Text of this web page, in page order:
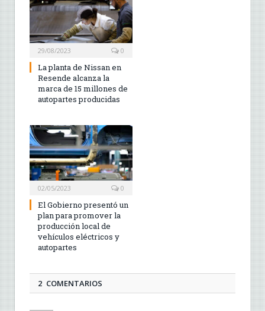
29/08/2023 0
La planta de Nissan en
Resende alcanza la
marca de 15 millones de
autopartes producidas
02/05/2023 0
El Gobierno presentó un
plan para promover la
producción local de
vehículos eléctricos y
autopartes
2 COMENTARIOS